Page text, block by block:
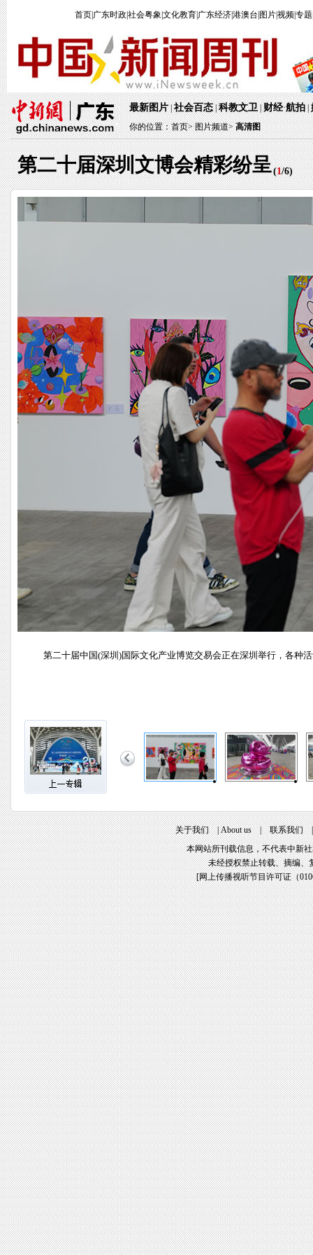
首页 广东时政社会粤象 文化教育 广东经济港澳台 图片视频专题
最新图片|社会百态|科教文卫|财经·航拍|
你的位置：首页>图片频道> 高清图
第二十届深圳文博会精彩纷呈(1/6)
第二十届中国(深圳)国际文化产业博览交易会正在深圳举行，各种
关于我们|About us|联系我们
本网站所刊载信息，不代表中新
未经授权禁止转载、摘编、
[网上传播视听节目许可证（